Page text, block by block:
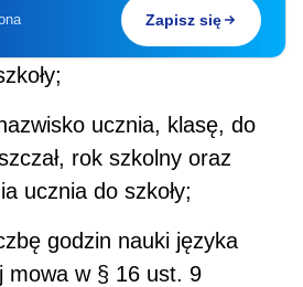
Zapisz się
ucznia, klasę, do
rok szkolny oraz
ucznia do szkoły;
godzin nauki języka
mowa w § 16 ust. 9